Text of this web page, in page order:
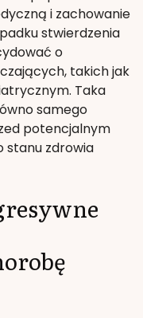
i zachowanie
stwierdzenia
o
takich jak
Taka
samego
potencjalnym
stanu zdrowia